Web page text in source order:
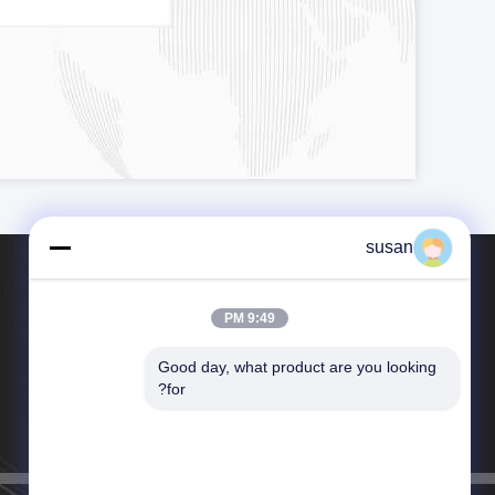
تلفن：86-021-57451885
susan
9:49 PM
Good day, what product are you looking
for?